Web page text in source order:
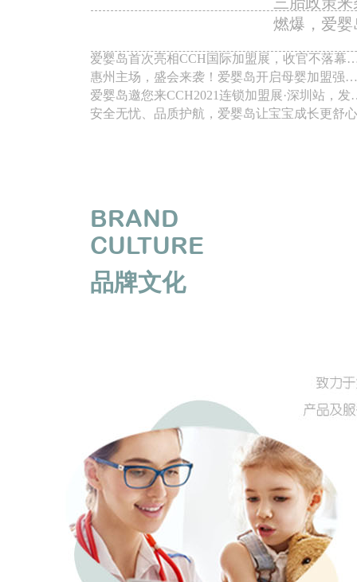
燃爆，爱
爱婴岛首次亮相CCH国际加盟展，收官不落幕
精彩仍继续...
惠州主场，盛会来袭！爱婴岛开启母婴加盟强
擎！
爱婴岛邀您来CCH2021连锁加盟展·深圳站，发
母婴红利！
安全无忧、品质护航，爱婴岛让宝宝成长更舒
BRAND
CULTURE
品牌文化